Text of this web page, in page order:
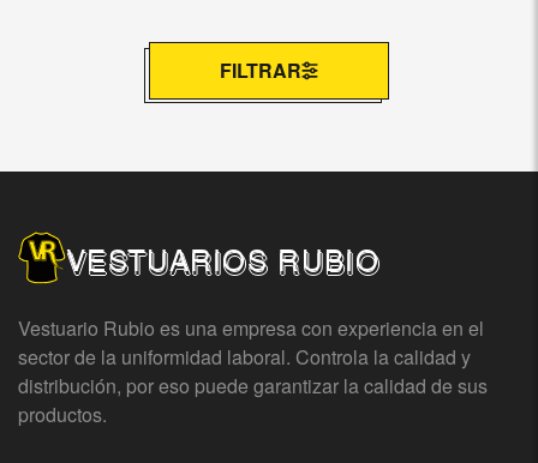
FILTRAR
VESTUARIOS RUBIO
Vestuario Rubio es una empresa con experiencia en el
sector de la uniformidad laboral. Controla la calidad y
distribución, por eso puede garantizar la calidad de sus
productos.